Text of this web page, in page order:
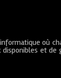
où
et de